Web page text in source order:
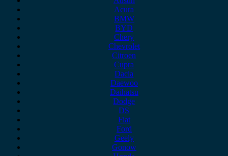
Acura
BMW
BYD
Chery
Chevrolet
Citroen
Cupra
Dacia
Daewoo
Daihatsu
Dodge
DS
Fiat
Ford
Geely
Gonow